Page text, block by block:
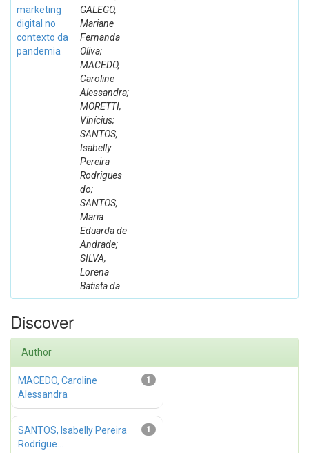
marketing
digital no
contexto da
pandemia
GALEGO,
Mariane
Fernanda
Oliva;
MACEDO,
Caroline
Alessandra;
MORETTI,
Vinícius;
SANTOS,
Isabelly
Pereira
Rodrigues
do;
SANTOS,
Maria
Eduarda de
Andrade;
SILVA,
Lorena
Batista da
Discover
Author
1
MACEDO, Caroline
Alessandra
1
SANTOS, Isabelly Pereira
Rodrigue...